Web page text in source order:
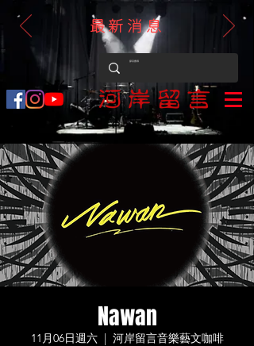
最新消息
Nawan
11月06日週六
  |
河岸留言音樂藝文咖啡